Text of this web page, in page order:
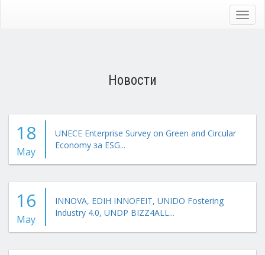
Новости
18
May
UNECE Enterprise Survey on Green and Circular
Economy за ESG...
16
May
INNOVA, EDIH INNOFEIT, UNIDO Fostering
Industry 4.0, UNDP BIZZ4ALL...